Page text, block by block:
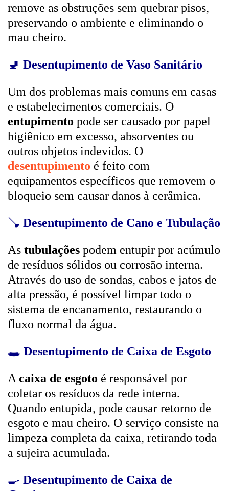
remove as obstruções sem quebrar pisos,
preservando o ambiente e eliminando o
mau cheiro.
🚽 Desentupimento de Vaso Sanitário
Um dos problemas mais comuns em casas
e estabelecimentos comerciais. O
entupimento pode ser causado por papel
higiênico em excesso, absorventes ou
outros objetos indevidos. O
desentupimento é feito com
equipamentos específicos que removem o
bloqueio sem causar danos à cerâmica.
🪠 Desentupimento de Cano e Tubulação
As tubulações podem entupir por acúmulo
de resíduos sólidos ou corrosão interna.
Através do uso de sondas, cabos e jatos de
alta pressão, é possível limpar todo o
sistema de encanamento, restaurando o
fluxo normal da água.
🕳️ Desentupimento de Caixa de Esgoto
A caixa de esgoto é responsável por
coletar os resíduos da rede interna.
Quando entupida, pode causar retorno de
esgoto e mau cheiro. O serviço consiste na
limpeza completa da caixa, retirando toda
a sujeira acumulada.
🍳 Desentupimento de Caixa de